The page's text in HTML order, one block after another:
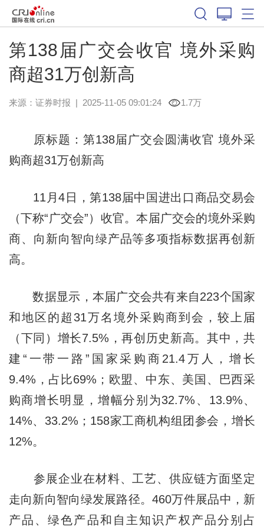
第138届广交会收官 境外采购
商超31万创新高
来源： 证券时报 | 2025-11-05 09:01:24 1.7万
原标题：第138届广交会圆满收官 境外采
购商超31万创新高
11月4日，第138届中国进出口商品交易会
（下称“广交会”）收官。本届广交会的境外采购
商、向新向智向绿产品等多项指标数据再创新
高。
数据显示，本届广交会共有来自223个国家
和地区的超31万名境外采购商到会，较上届
（下同）增长7.5%，再创历史新高。其中，共
建“一带一路”国家采购商21.4万人，增长
9.4%，占比69%；欧盟、中东、美国、巴西采
购商增长明显，增幅分别为32.7%、13.9%、
14%、33.2%；158家工商机构组团参会，增长
12%。
参展企业在材料、工艺、供应链方面坚定
走向新向智向绿发展路径。460万件展品中，新
产品、绿色产品和自主知识产权产品分别占